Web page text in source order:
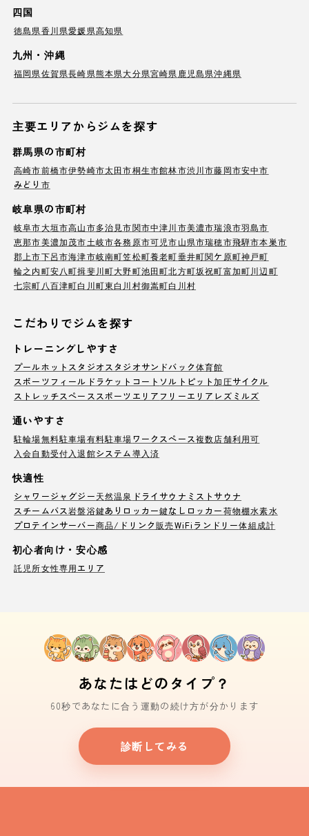
四国
徳島県香川県愛媛県高知県
九州・沖縄
福岡県佐賀県長崎県熊本県大分県宮崎県 鹿児島県沖縄県
主要エリアからジムを探す
群馬県の市町村
高崎市前橋市伊勢崎市太田市桐生市館林市渋川市藤岡市安中市
みどり市
岐阜県の市町村
岐阜市大垣市高山市多治見市関市中津川市美濃市瑞浪市羽島市
恵那市美濃加茂市土岐市各務原市可児市山県市瑞穂市飛騨市本巣市
郡上市下呂市海津市岐南町笠松町養老町垂井町関ケ原町神戸町
輪之内町安八町揖斐川町大野町池田町北方町坂祝町富加町川辺町
七宗町 八百津町白川町東白川村御嵩町白川村
こだわりでジムを探す
トレーニングしやすさ
プールホットスタジオ スタジオサンドバック体育館
スポーツフィールド ラケットコート ソルトピット加圧サイクル
ストレッチスペース スポーツエリア フリーエリア レズミルズ
通いやすさ
駐輪場無料駐車場有料駐車場ワークスペース複数店舗利用可
入会自動受付 入退館システム導入済
快適性
シャワージャグジー天然温泉 ドライサウナ ミストサウナ
スチームバス岩盤浴鍵ありロッカー鍵なしロッカー荷物棚水素水
プロテインサーバー商品/ドリンク販売WiFi ランドリー体組成計
初心者向け・安心感
託児所女性専用エリア
あなたはどのタイプ？
60秒であなたに合う運動の続け方が分かります
診断してみる